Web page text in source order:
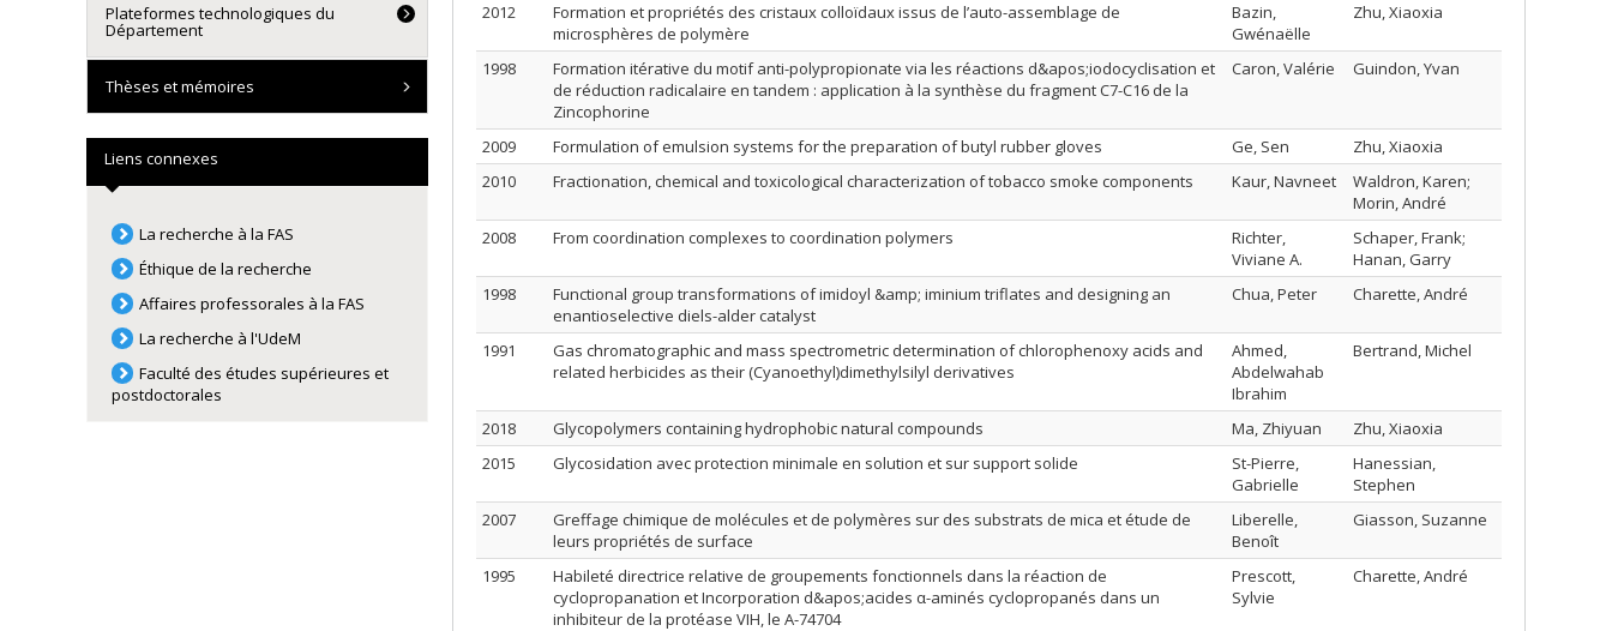
2012
Formation et propriétés des cristaux colloïdaux issus de l’auto-assemblage de
microsphères de polymère
Bazin,
Gwénaëlle
Zhu, Xiaoxia
1998
Formation itérative du motif anti-polypropionate via les réactions d&apos;iodocyclisation et
de réduction radicalaire en tandem : application à la synthèse du fragment C7-C16 de la
Zincophorine
Caron, Valérie Guindon, Yvan
2009 Formulation of emulsion systems for the preparation of butyl rubber gloves Ge, Sen
Zhu, Xiaoxia
2010
Fractionation, chemical and toxicological characterization of tobacco smoke components Kaur, Navneet
Waldron, Karen;
Morin, André
2008
From coordination complexes to coordination polymers
Richter,
Viviane A.
Schaper, Frank;
Hanan, Garry
1998
Functional group transformations of imidoyl &amp; iminium triflates and designing an
enantioselective diels-alder catalyst
Chua, Peter Charette, André
1991
Gas chromatographic and mass spectrometric determination of chlorophenoxy acids and
related herbicides as their (Cyanoethyl)dimethylsilyl derivatives
Ahmed,
Abdelwahab
Ibrahim
Bertrand, Michel
2018 Glycopolymers containing hydrophobic natural compounds Ma, Zhiyuan
Zhu, Xiaoxia
2015
Glycosidation avec protection minimale en solution et sur support solide
St-Pierre,
Gabrielle
Hanessian,
Stephen
2007
Greffage chimique de molécules et de polymères sur des substrats de mica et étude de
leurs propriétés de surface
Liberelle,
Benoît
Giasson, Suzanne
1995
Habileté directrice relative de groupements fonctionnels dans la réaction de
cyclopropanation et Incorporation d&apos;acides α-aminés cyclopropanés dans un
inhibiteur de la protéase VIH, le A-74704
Prescott,
Sylvie
Charette, André
Plateformes technologiques du
Département
Thèses et mémoires
Liens connexes
La recherche à la FAS
Éthique de la recherche
Affaires professorales à la FAS
La recherche à l'UdeM
Faculté des études supérieures et
postdoctorales